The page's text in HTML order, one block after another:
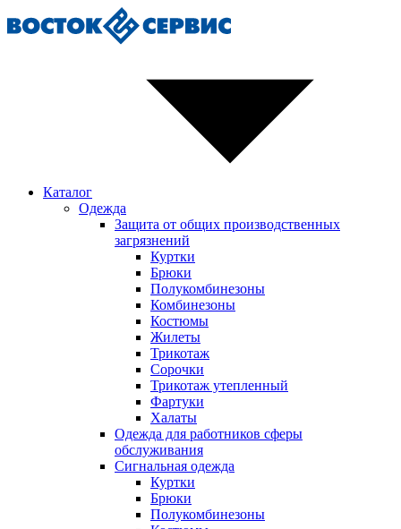
Каталог
Одежда
Защита от общих производственных
загрязнений
Куртки
Брюки
Полукомбинезоны
Комбинезоны
Костюмы
Жилеты
Трикотаж
Сорочки
Трикотаж утепленный
Фартуки
Халаты
Одежда для работников сферы
обслуживания
Сигнальная одежда
Куртки
Брюки
Полукомбинезоны